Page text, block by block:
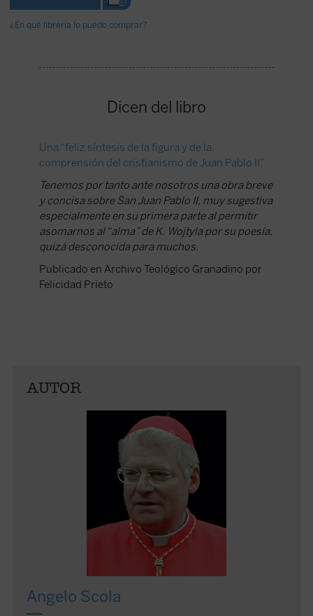
¿En qué librería lo puedo comprar?
Dicen del libro
Una “feliz síntesis de la figura y de la
comprensión del cristianismo de Juan Pablo II”
Tenemos por tanto ante nosotros una obra breve
y concisa sobre San Juan Pablo II, muy sugestiva
especialmente en su primera parte al permitir
asomarnos al “alma” de K. Wojtyla por su poesía,
quizá desconocida para muchos.
Publicado en Archivo Teológico Granadino por
Felicidad Prieto
AUTOR
Angelo Scola